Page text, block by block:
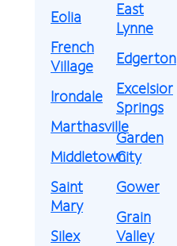
Eolia
French
Village
Irondale
Marthasville
Middletown
Saint
Mary
Silex
East
Lynne
Edgerton
Excelsior
Springs
Garden
City
Gower
Grain
Valley